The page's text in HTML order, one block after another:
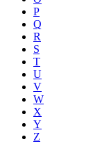
P
Q
R
S
T
U
V
W
X
Y
Z